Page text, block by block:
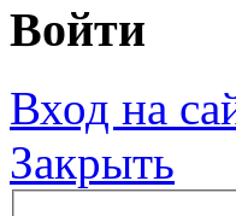
Войти
Вход на
Закрыть